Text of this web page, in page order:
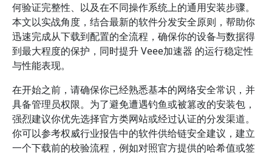
何验证完整性、以及在不同操作系统上的通用安装步骤。
本文以实战角度，结合最新的软件分发安全原则，帮助你
迅速完成从下载到配置的全流程，确保你的设备与数据得
到最大程度的保护，同时提升 Veee加速器 的运行稳定性
与性能表现。
在开始之前，请确保你已经熟悉基本的网络安全常识，并
具备管理员权限。为了避免遭遇钓鱼或被篡改的安装包，
强烈建议你优先选择官方类网站或经过认证的分发渠道。
你可以参考权威行业报告中的软件供给链安全建议，建立
一个下载前的校验流程，例如对照官方提供的哈希值或签